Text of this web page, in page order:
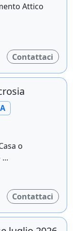
Attico
Contattaci
o
Contattaci